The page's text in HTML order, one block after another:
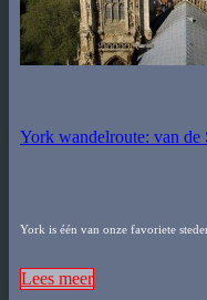
York wandelroute: van de
York is één van onze favoriete
Lees meer